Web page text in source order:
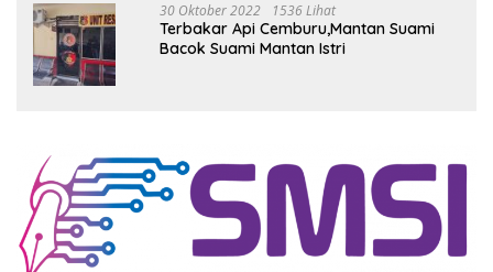
30 Oktober 2022 1536 Lihat
Terbakar Api Cemburu,Mantan Suami
Bacok Suami Mantan Istri